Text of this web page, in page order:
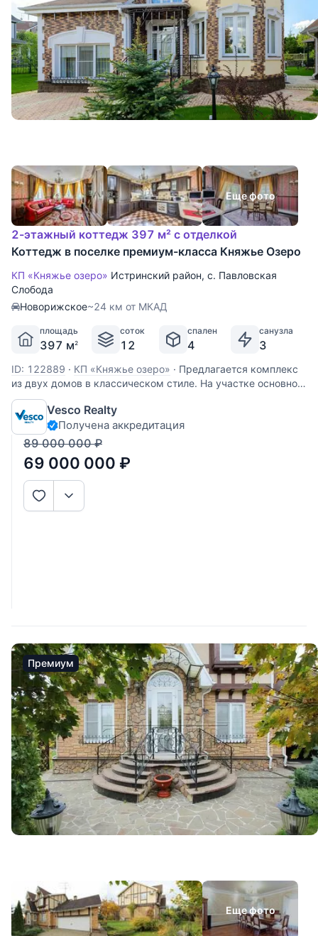
Еще фото
2-этажный коттедж 397 м² с отделкой
Коттедж в поселке премиум-класса Княжье Озеро
КП «Княжье озеро» Истринский район, с. Павловская
Слобода
Новорижское~24 км от МКАД
площадь
397 м2
соток
12
спален
4
санузла
3
ID: 122889 · КП «Княжье озеро» · Предлагается комплекс
из двух домов в классическом стиле. На участке основной
дом 200 м2 и гостевой дом из сруба 150 м 2 для
автономного проживания и отдельно стоящая русская баня
с купелью. Есть беседка барбекю, гараж на 2 м/м и
крытая парковка на 2
Vesco Realty
Получена аккредитация
89 000 000 ₽
69 000 000 ₽
Премиум
Еще фото